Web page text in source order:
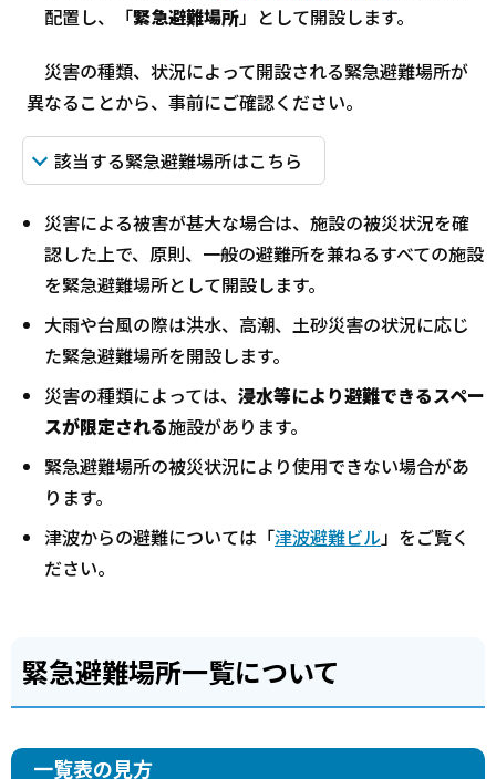
配置し、「緊急避難場所」として開設します。
災害の種類、状況によって開設される緊急避難場所が
異なることから、事前にご確認ください。
該当する緊急避難場所はこちら
災害による被害が甚大な場合は、施設の被災状況を確
認した上で、原則、一般の避難所を兼ねるすべての施設
を緊急避難場所として開設します。
大雨や台風の際は洪水、高潮、土砂災害の状況に応じ
た緊急避難場所を開設します。
災害の種類によっては、 浸水等により避難できるスペー
スが限定される施設があります。
緊急避難場所の被災状況により使用できない場合があ
ります。
津波からの避難については「津波避難ビル」をご覧く
ださい。
緊急避難場所一覧について
一覧表の見方